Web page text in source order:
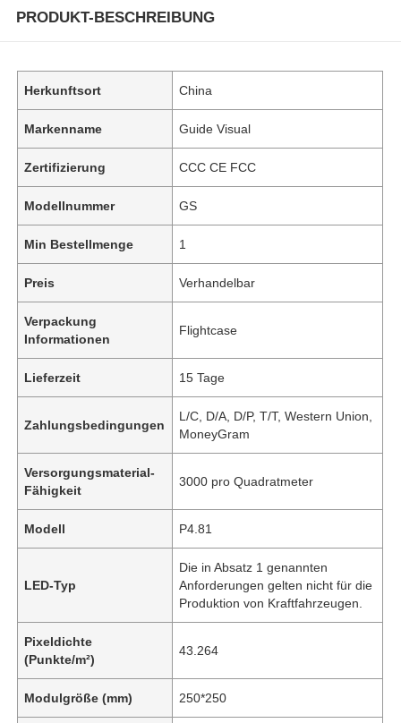
PRODUKT-BESCHREIBUNG
Herkunftsort China
Markenname Guide Visual
Zertifizierung CCC CE FCC
Modellnummer GS
Min Bestellmenge 1
Preis Verhandelbar
Verpackung
Informationen
Flightcase
Lieferzeit 15 Tage
Zahlungsbedingungen
L/C, D/A, D/P, T/T, Western Union,
MoneyGram
Versorgungsmaterial-
Fähigkeit
3000 pro Quadratmeter
Modell P4.81
LED-Typ
Die in Absatz 1 genannten
Anforderungen gelten nicht für die
Produktion von Kraftfahrzeugen.
Pixeldichte
(Punkte/m²)
43.264
Modulgröße (mm) 250*250